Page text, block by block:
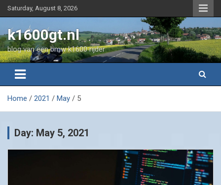
Skip
to
Saturday, August 8, 2026
k1600gt.nl
blog van een bmw k1600 rijder
Home 2021 May 5
Day: May 5, 2021